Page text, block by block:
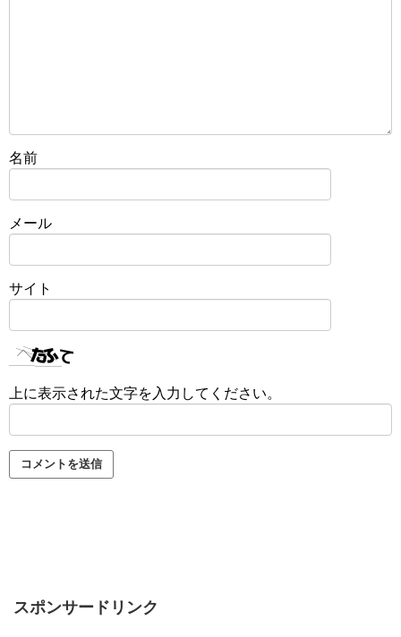
名前
メール
サイト
上に表示された文字を入力してください。
スポンサードリンク